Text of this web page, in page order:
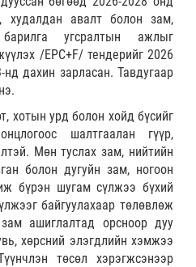
худалдан авалт болон зам,
угсралтын ажлыг
/EPC+F/ тендерийг 2026
дахин зарласан. Тавдугаар
хотын урд болон хойд бүсийг
шалтгаалан гүүр,
Мөн туслах зам, нийтийн
болон дугуйн зам, ногоон
бүрэн шугам сүлжээ бүхий
байгуулахаар төлөвлөж
ашиглалтад орсноор дуу
хөрсний элэгдлийн хэмжээ
төсөл хэрэгжсэнээр